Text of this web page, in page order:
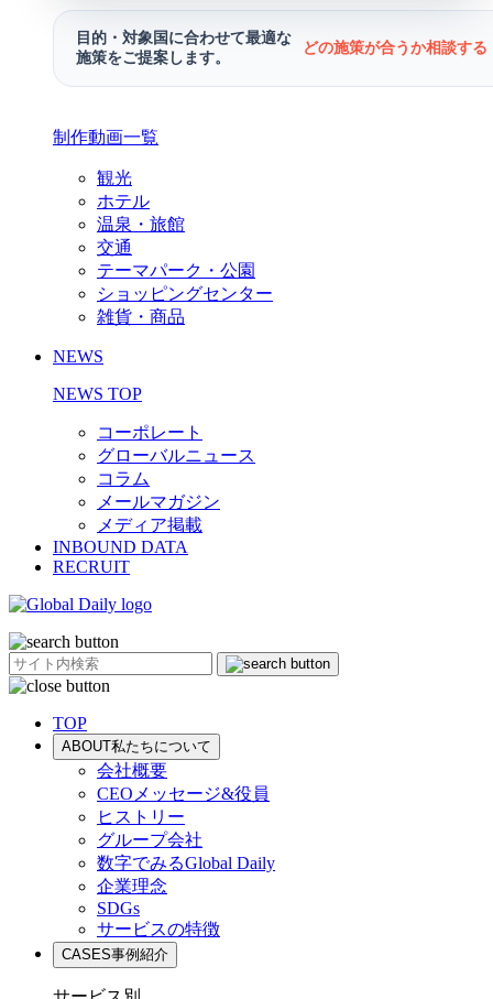
目的・対象国に合わせて最適な
施策をご提案します。
どの施策が合うか相談す
制作動画一覧
観光
ホテル
温泉・旅館
交通
テーマパーク・公園
ショッピングセンター
雑貨・商品
NEWS
NEWS TOP
コーポレート
グローバルニュース
コラム
メールマガジン
メディア掲載
INBOUND DATA
RECRUIT
TOP
ABOUT私たちについて
会社概要
CEOメッセージ&役員
ヒストリー
グループ会社
数字でみるGlobal Daily
企業理念
SDGs
サービスの特徴
CASES事例紹介